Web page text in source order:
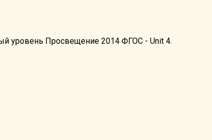
уровень Просвещение 2014 ФГОС - Unit 4.